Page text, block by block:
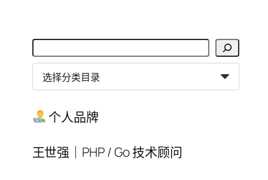
搜
索
分
类
录 个人品牌
王世强｜PHP / Go 技术顾问